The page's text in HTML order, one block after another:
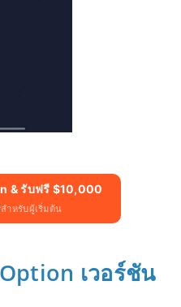
& รับฟรี $10,000
ำหรับผู้เริ่มต้น
เวอร์ชัน